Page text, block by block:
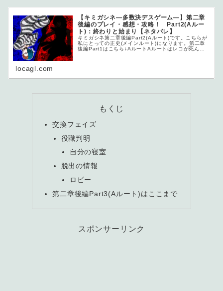
【キミガシネ―多数決デスゲーム―】第二章
後編のプレイ・感想・攻略！ Part2(Aルー
ト)：終わりと始まり【ネタバレ】
キミガシネ第二章後編Part2(Aルート)です。こちらが
私にとっての正史(メインルート)になります。第二章
後編Part1はこちら↓AルートAルートはレコが死ん
locagl.com
もくじ
交換フェイズ
役職判明
自分の寝室
脱出の情報
ロビー
第二章後編Part3(Aルート)はここまで
スポンサーリンク